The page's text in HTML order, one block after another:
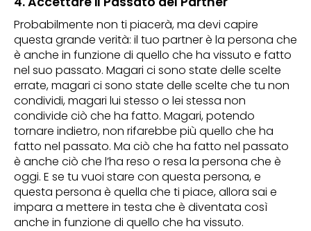
Probabilmente non ti piacerà, ma devi capire
questa grande verità: il tuo partner è la persona che
è anche in funzione di quello che ha vissuto e fatto
nel suo passato. Magari ci sono state delle scelte
errate, magari ci sono state delle scelte che tu non
condividi, magari lui stesso o lei stessa non
condivide ciò che ha fatto. Magari, potendo
tornare indietro, non rifarebbe più quello che ha
fatto nel passato. Ma ciò che ha fatto nel passato
è anche ciò che l’ha reso o resa la persona che è
oggi. E se tu vuoi stare con questa persona, e
questa persona è quella che ti piace, allora sai e
impara a mettere in testa che è diventata così
anche in funzione di quello che ha vissuto.